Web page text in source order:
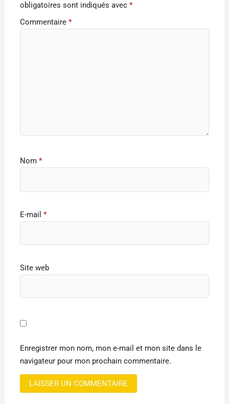
obligatoires sont indiqués avec *
Commentaire *
Nom *
E-mail *
Site web
Enregistrer mon nom, mon e-mail et mon site dans le
navigateur pour mon prochain commentaire.